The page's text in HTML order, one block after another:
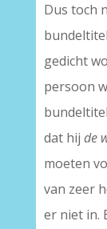
Dus toch
gedicht
persoon
dat hij de
moeten
van zeer
er niet in.